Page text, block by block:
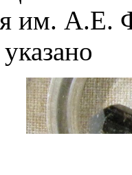
им. А.Е.